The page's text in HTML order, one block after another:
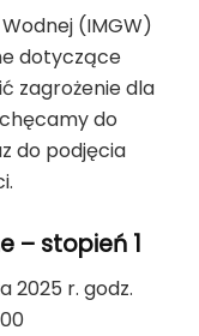
(IMGW)
dotyczące
zagrożenie dla
do
do podjęcia
– stopień 1
2025 r. godz.